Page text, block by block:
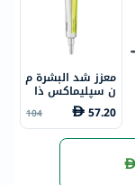
معزز شد البشرة م
ن سيليماكس ذا
فيتا-أ ريتينال شو
ت، 15 مل
57.20
104